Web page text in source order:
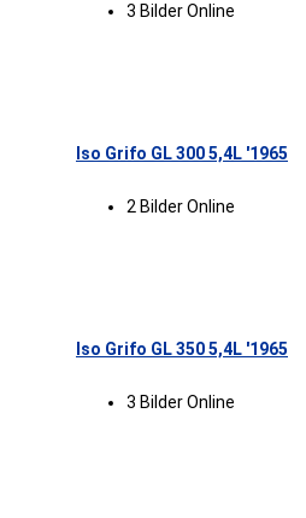
3 Bilder Online
Iso Grifo GL 300 5,4L '1965
2 Bilder Online
Iso Grifo GL 350 5,4L '1965
3 Bilder Online